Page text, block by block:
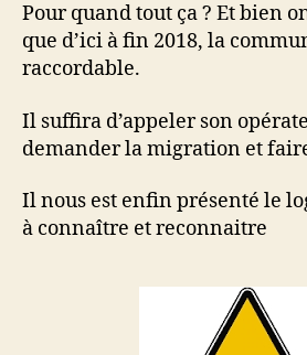
Pour quand tout ça ? Et bien
que d’ici à fin 2018, la
raccordable.
Il suffira d’appeler son
demander la migration et
Il nous est enfin présenté le
à connaître et reconnaitre